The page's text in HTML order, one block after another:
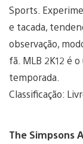
Sports.
e tacada,
observação,
fã. MLB 2K12 é
temporada.
Classificação:
The Simpsons